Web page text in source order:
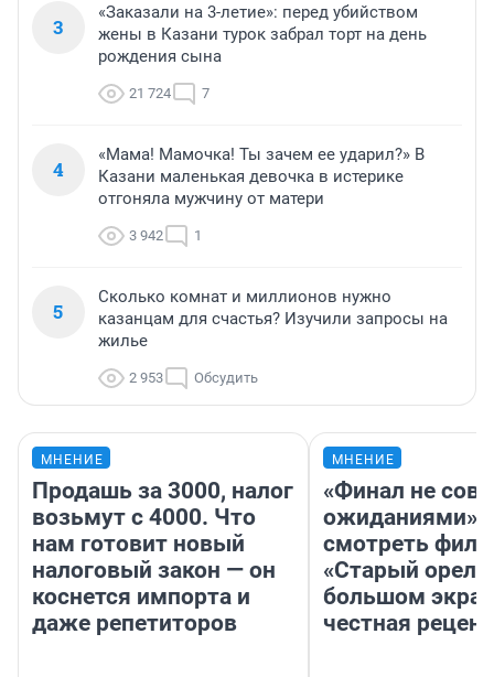
3
«Заказали на 3-летие»: перед убийством
жены в Казани турок забрал торт на день
рождения сына
21 724 7
4
«Мама! Мамочка! Ты зачем ее ударил?» В
Казани маленькая девочка в истерике
отгоняла мужчину от матери
3 942 1
5
Сколько комнат и миллионов нужно
казанцам для счастья? Изучили запросы на
жилье
2 953 Обсудить
МНЕНИЕ
Продашь за 3000, налог
возьмут с 4000. Что
нам готовит новый
налоговый закон — он
коснется импорта и
даже репетиторов
МНЕНИЕ
«Финал не
ожиданиями»:
смотреть
«Старый орел»
большом
честная